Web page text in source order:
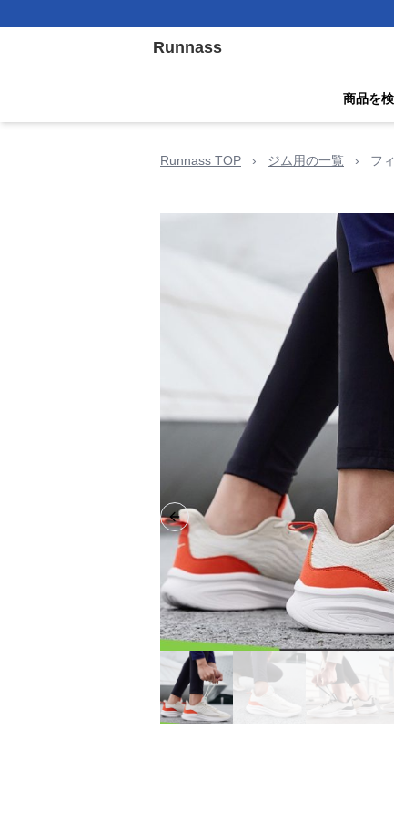
Runnass
商品を
Runnass TOP › ジム用の一覧 › フ
Previous slide